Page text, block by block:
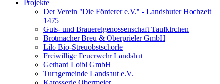
Projekte
Der Verein "Die Förderer e.V." - Landshuter Hochzeit
1475
Guts- und Brauereigenossenschaft Taufkirchen
Brotmacher Breu & Oberprieler GmbH
Lilo Bio-Streuobstschorle
Freiwillige Feuerwehr Landshut
Gerhard Loibl GmbH
Turngemeinde Landshut e.V.